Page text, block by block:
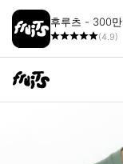
후루츠 - 300
(4.9)